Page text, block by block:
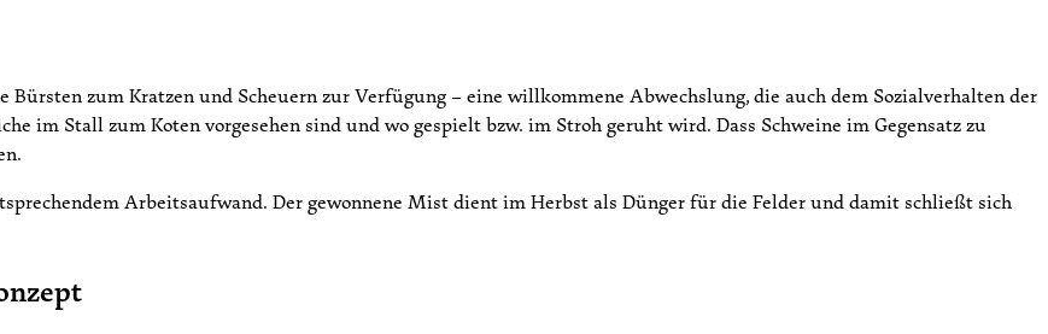
zum Kratzen und Scheuern zur Verfügung – eine willkommene Abwechslung, die auch dem Sozialverhalten der
im Stall zum Koten vorgesehen sind und wo gespielt bzw. im Stroh geruht wird. Dass Schweine im Gegensatz zu
Arbeitsaufwand. Der gewonnene Mist dient im Herbst als Dünger für die Felder und damit schließt sich